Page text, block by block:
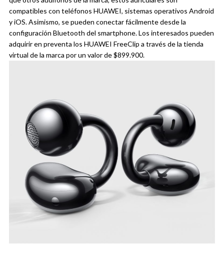
compatibles con teléfonos HUAWEI, sistemas operativos Android
y iOS. Asimismo, se pueden conectar fácilmente desde la
configuración Bluetooth del smartphone.Los interesados pueden
adquirir en preventa los HUAWEI FreeClip a través de la tienda
virtual de la marca por un valor de $899.900.